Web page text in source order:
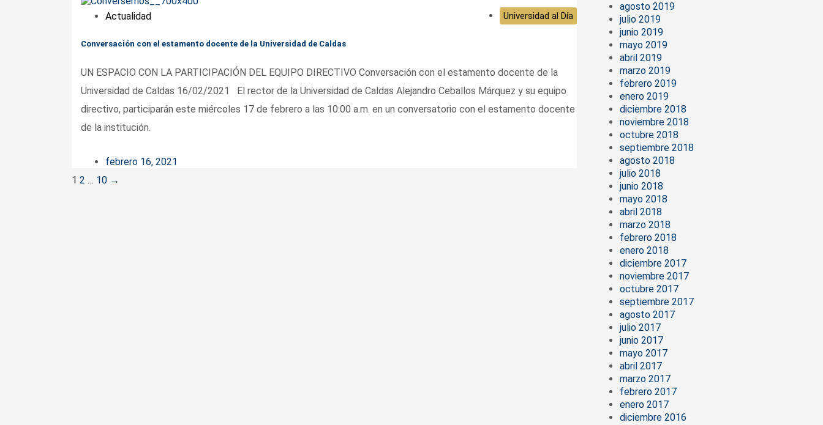
Actualidad Universidad al Día
Conversación con el estamento docente de la Universidad de Caldas
UN ESPACIO CON LA PARTICIPACIÓN DEL EQUIPO DIRECTIVO Conversación con el estamento docente de la
Universidad de Caldas 16/02/2021 El rector de la Universidad de Caldas Alejandro Ceballos Márquez y su equipo
directivo, participarán este miércoles 17 de febrero a las 10:00 a.m. en un conversatorio con el estamento docente
de la institución.
febrero 16, 2021
Posts
1 2 … 10 →
agosto 2019
julio 2019
junio 2019
mayo 2019
abril 2019
marzo 2019
febrero 2019
enero 2019
diciembre 2018
noviembre 2018
octubre 2018
septiembre 2018
agosto 2018
julio 2018
junio 2018
mayo 2018
abril 2018
marzo 2018
febrero 2018
enero 2018
diciembre 2017
noviembre 2017
octubre 2017
septiembre 2017
agosto 2017
julio 2017
junio 2017
mayo 2017
abril 2017
marzo 2017
febrero 2017
enero 2017
diciembre 2016